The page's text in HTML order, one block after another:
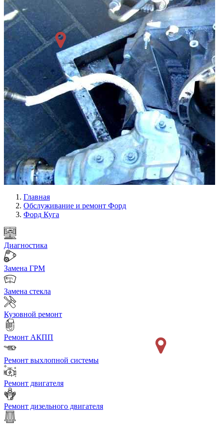
Главная
Обслуживание и ремонт Форд
Форд Куга
Диагностика
Замена ГРМ
Замена стекла
Кузовной ремонт
Ремонт АКПП
Ремонт выхлопной системы
Ремонт двигателя
Ремонт дизельного двигателя